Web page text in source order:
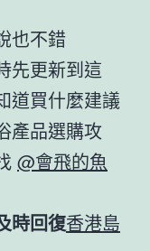
也不錯
先更新到這
道買什麼建議
產品選購攻
@會飛的魚
時回復香港島